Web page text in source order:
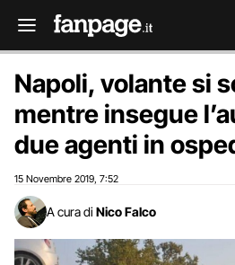
Napoli, volante si
mentre insegue
due agenti in
15 Novembre 2019 7:52
A cura di Nico Falco